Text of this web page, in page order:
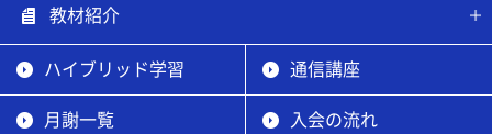
教材紹介
ハイブリッド学習 通信講座
月謝一覧 入会の流れ